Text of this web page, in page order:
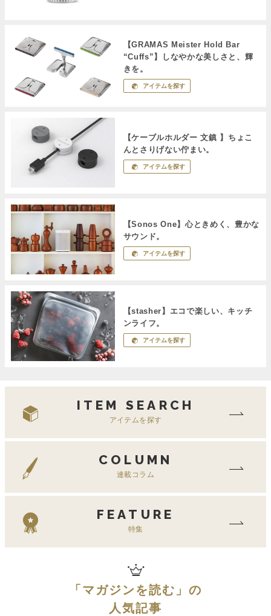
【GRAMAS Meister Hold Bar
“Cuffs”】しなやかな美しさと、輝
きを。
アイテムを探す
【ケーブルホルダー 文鎮 】ちょこ
んとさりげない佇まい。
アイテムを探す
【Sonos One】心ときめく、豊かな
サウンド。
アイテムを探す
【stasher】エコで楽しい、キッチ
ンライフ。
アイテムを探す
ITEM SEARCH
アイテムを探す
COLUMN
連載コラム
FEATURE
特集
「 マガジンを読む 」の
人気記事